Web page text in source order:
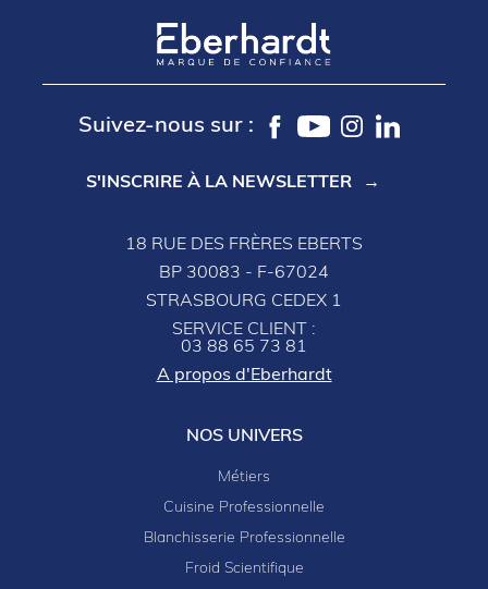
Suivez-nous sur :
S'INSCRIRE À LA NEWSLETTER
18 RUE DES FRÈRES EBERTS
BP 30083 - F-67024
STRASBOURG CEDEX 1
SERVICE CLIENT :
03 88 65 73 81
A propos d'Eberhardt
NOS UNIVERS
Métiers
Cuisine Professionnelle
Blanchisserie Professionnelle
Froid Scientifique